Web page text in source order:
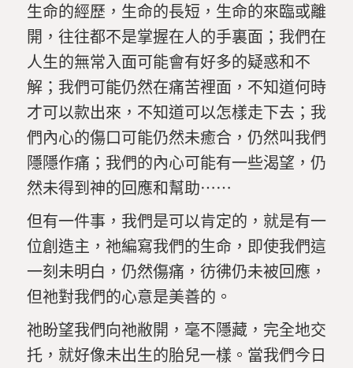
生命的經歷，生命的長短，生命的來臨或離
開，往往都不是掌握在人的手裏面；我們在
人生的無常入面可能會有好多的疑惑和不
解；我們可能仍然在痛苦裡面，不知道何時
才可以款出來，不知道可以怎樣走下去；我
們內心的傷口可能仍然未癒合，仍然叫我們
隱隱作痛；我們的內心可能有一些渴望，仍
然未得到神的回應和幫助⋯⋯
但有一件事，我們是可以肯定的，就是有一
位創造主，祂編寫我們的生命，即使我們這
一刻未明白，仍然傷痛，彷彿仍未被回應，
但祂對我們的心意是美善的。
祂盼望我們向祂敝開，毫不隱藏，完全地交
托，就好像未出生的胎兒一樣。當我們今日